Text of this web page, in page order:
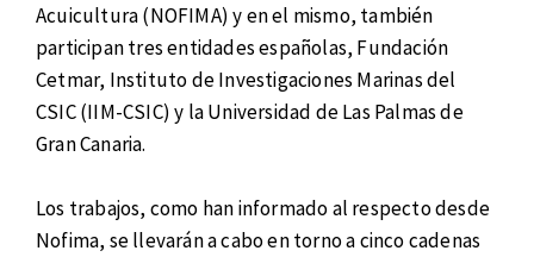
Acuicultura (NOFIMA) y en el mismo, también
participan tres entidades españolas, Fundación
Cetmar, Instituto de Investigaciones Marinas del
CSIC (IIM-CSIC) y la Universidad de Las Palmas de
Gran Canaria.
Los trabajos, como han informado al respecto desde
Nofima, se llevarán a cabo en torno a cinco cadenas